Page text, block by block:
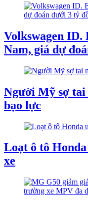
Volkswagen ID.
Nam, giá dự
Người Mỹ sợ tai
bạo lực
Loạt ô tô
xe